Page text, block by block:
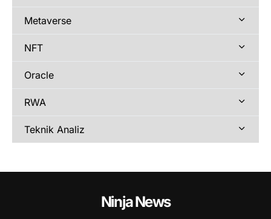
Metaverse
NFT
Oracle
RWA
Teknik Analiz
Ninja News